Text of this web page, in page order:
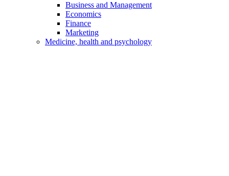
Business and Management
Economics
Finance
Marketing
Medicine, health and psychology